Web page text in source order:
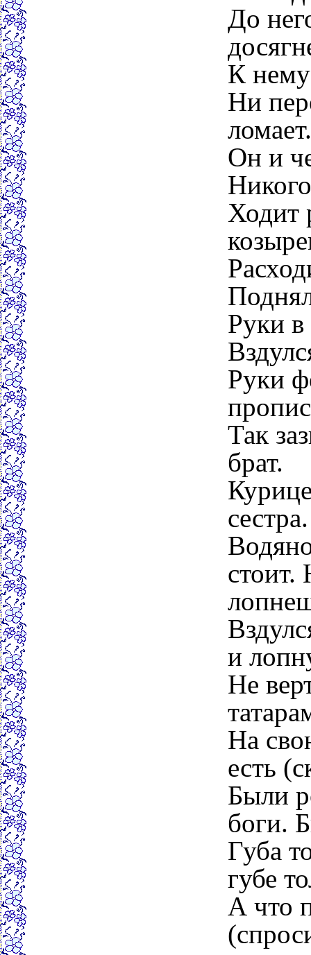
До
К нему
Ни
ломает.
Он и
Ходит
Руки в
Руки
Так
брат.
сестра.
стоит.
и
Не
На
есть
Были
боги.
Губа
губе
А что